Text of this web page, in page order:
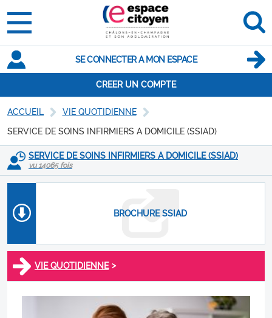
SE CONNECTER A MON ESPACE
CREER UN COMPTE
ACCUEIL
VIE QUOTIDIENNE
SERVICE DE SOINS INFIRMIERS A DOMICILE (SSIAD)
SERVICE DE SOINS INFIRMIERS A DOMICILE (SSIAD)
vu 14065 fois
BROCHURE SSIAD
VIE QUOTIDIENNE >